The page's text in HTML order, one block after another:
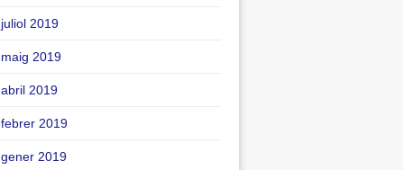
juliol 2019
maig 2019
abril 2019
febrer 2019
gener 2019